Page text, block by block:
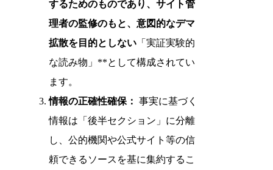
するためのものであり、サイト管
理者の監修のもと、意図的なデマ
拡散を目的としない 「実証実験的
な読み物」**として構成されてい
ます。
情報の正確性確保： 事実に基づく
情報は「後半セクション」に分離
し、公的機関や公式サイト等の信
頼できるソースを基に集約するこ